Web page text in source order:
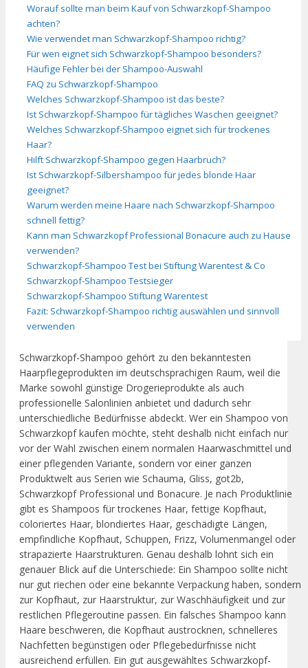
Worauf sollte man beim Kauf von Schwarzkopf-Shampoo
achten?
Wie verwendet man Schwarzkopf-Shampoo richtig?
Für wen eignet sich Schwarzkopf-Shampoo besonders?
Häufige Fehler bei der Shampoo-Auswahl
FAQ zu Schwarzkopf-Shampoo
Welches Schwarzkopf-Shampoo ist das beste?
Ist Schwarzkopf-Shampoo für tägliches Waschen geeignet?
Welches Schwarzkopf-Shampoo eignet sich für trockenes
Haar?
Hilft Schwarzkopf-Shampoo gegen Haarbruch?
Ist Schwarzkopf-Silbershampoo für jedes blonde Haar
geeignet?
Warum werden meine Haare nach Schwarzkopf-Shampoo
schnell fettig?
Kann man Schwarzkopf Professional Bonacure auch zu Hause
verwenden?
Schwarzkopf-Shampoo Test bei Stiftung Warentest & Co
Schwarzkopf-Shampoo Testsieger
Schwarzkopf-Shampoo Stiftung Warentest
Fazit: Schwarzkopf-Shampoo richtig auswählen und sinnvoll
verwenden
Schwarzkopf-Shampoo gehört zu den bekanntesten
Haarpflegeprodukten im deutschsprachigen Raum, weil die
Marke sowohl günstige Drogerieprodukte als auch
professionelle Salonlinien anbietet und dadurch sehr
unterschiedliche Bedürfnisse abdeckt. Wer ein Shampoo von
Schwarzkopf kaufen möchte, steht deshalb nicht einfach nur
vor der Wahl zwischen einem normalen Haarwaschmittel und
einer pflegenden Variante, sondern vor einer ganzen
Produktwelt aus Serien wie Schauma, Gliss, got2b,
Schwarzkopf Professional und Bonacure. Je nach Produktlinie
gibt es Shampoos für trockenes Haar, fettige Kopfhaut,
coloriertes Haar, blondiertes Haar, geschädigte Längen,
empfindliche Kopfhaut, Schuppen, Frizz, Volumenmangel oder
strapazierte Haarstrukturen. Genau deshalb lohnt sich ein
genauer Blick auf die Unterschiede: Ein Shampoo sollte nicht
nur gut riechen oder eine bekannte Verpackung haben, sondern
zur Kopfhaut, zur Haarstruktur, zur Waschhäufigkeit und zur
restlichen Pflegeroutine passen. Ein falsches Shampoo kann
Haare beschweren, die Kopfhaut austrocknen, schnelleres
Nachfetten begünstigen oder Pflegebedürfnisse nicht
ausreichend erfüllen. Ein gut ausgewähltes Schwarzkopf-